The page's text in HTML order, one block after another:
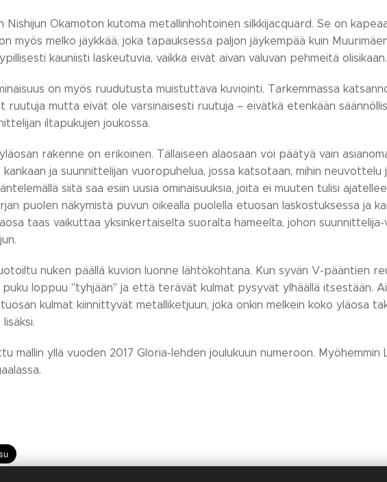
Nishijun Okamoton kutoma metallinhohtoinen silkkijacquard. Se on
myös melko jäykkää, joka tapauksessa paljon jäykempää kuin
kauniisti laskeutuvia, vaikka eivät aivan valuvan pehmeitä olisikaan.
on myös ruudutusta muistuttava kuviointi. Tarkemmassa
ruutuja mutta eivät ole varsinaisesti ruutuja – eivätkä etenkään
iltapukujen joukossa.
rakenne on erikoinen. Tällaiseen alaosaan voi päätyä vain
kankaan ja suunnittelijan vuoropuhelua, jossa katsotaan, mihin neuvottelu
siitä saa esiin uusia ominaisuuksia, joita ei muuten tulisi
puolen näkymistä puvun oikealla puolella etuosan laskostuksessa ja
taas vaikuttaa yksinkertaiselta suoralta hameelta, johon suunnittelija-
nuken päällä kuvion luonne lähtökohtana. Kun syvän V-pääntien
loppuu "tyhjään" ja että terävät kulmat pysyvät ylhäällä itsestään.
kulmat kiinnittyvät metalliketjuun, joka onkin melkein koko yläosa
mallin yllä vuoden 2017 Gloria-lehden joulukuun numeroon.